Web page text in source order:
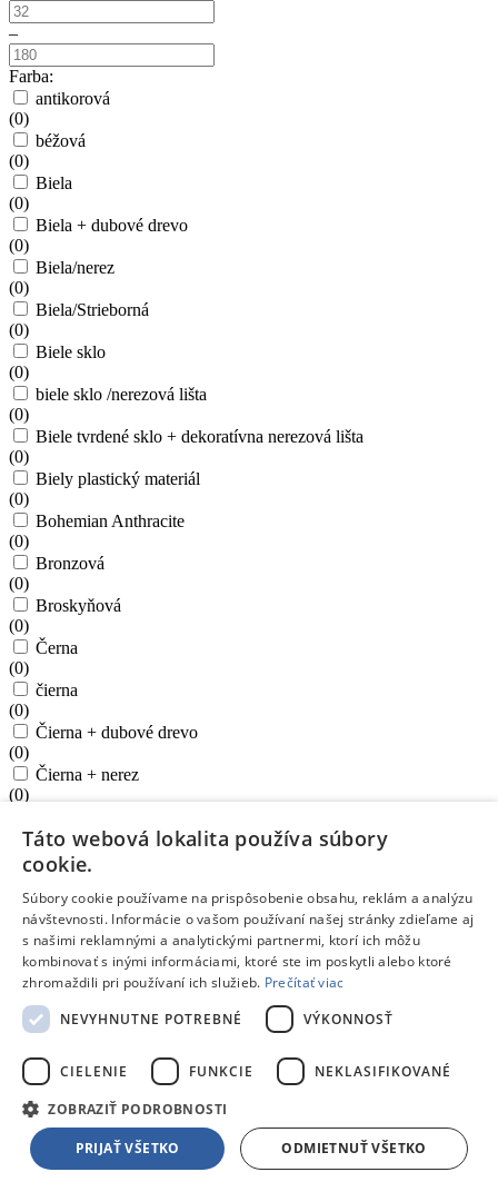
–
Farba:
antikorová
(0)
béžová
(0)
Biela
(0)
Biela + dubové drevo
(0)
Biela/nerez
(0)
Biela/Strieborná
(0)
Biele sklo
(0)
biele sklo /nerezová lišta
(0)
Biele tvrdené sklo + dekoratívna nerezová lišta
(0)
Biely plastický materiál
(0)
Bohemian Anthracite
(0)
Bronzová
(0)
Broskyňová
(0)
Černa
(0)
čierna
(0)
Čierna + dubové drevo
(0)
Čierna + nerez
(0)
0)
čierna / nerez
čierna sklo
)
čierna, komín nerez
)
Čierna/Nerez
)
Čierna/Strieborná
Čierne sklo
)
Čierne sklo / Nerez
čierne sklo / nerezová lišta
Táto webová lokalita používa súbory
cookie.
Súbory cookie používame na prispôsobenie obsahu, reklám a analýzu
návštevnosti. Informácie o vašom používaní našej stránky zdieľame aj
s našimi reklamnými a analytickými partnermi, ktorí ich môžu
kombinovať s inými informáciami, ktoré ste im poskytli alebo ktoré
zhromaždili pri používaní ich služieb. Prečítať viac
NEVYHNUTNE POTREBNÉ
VÝKONNOSŤ
CIELENIE FUNKCIE NEKLASIFIKOVANÉ
ZOBRAZIŤ PODROBNOSTI
PRIJAŤ VŠETKO ODMIETNUŤ VŠETKO